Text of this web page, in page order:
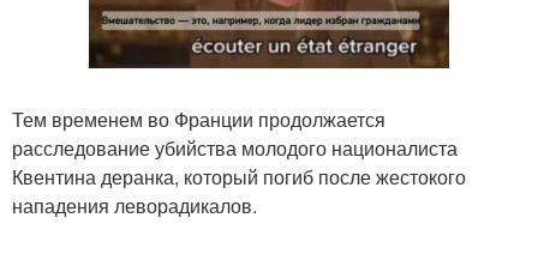
Тем временем во Франции продолжается
расследование убийства молодого националиста
Квентина деранка, который погиб после жестокого
нападения леворадикалов.